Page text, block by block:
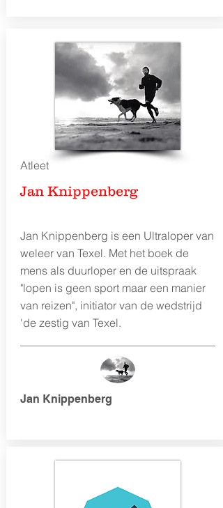
Atleet
Jan Knippenberg
Jan Knippenberg is een Ultraloper van
weleer van Texel. Met het boek de
mens als duurloper en de uitspraak
"lopen is geen sport maar een manier
van reizen", initiator van de wedstrijd
'de zestig van Texel.
Jan Knippenberg